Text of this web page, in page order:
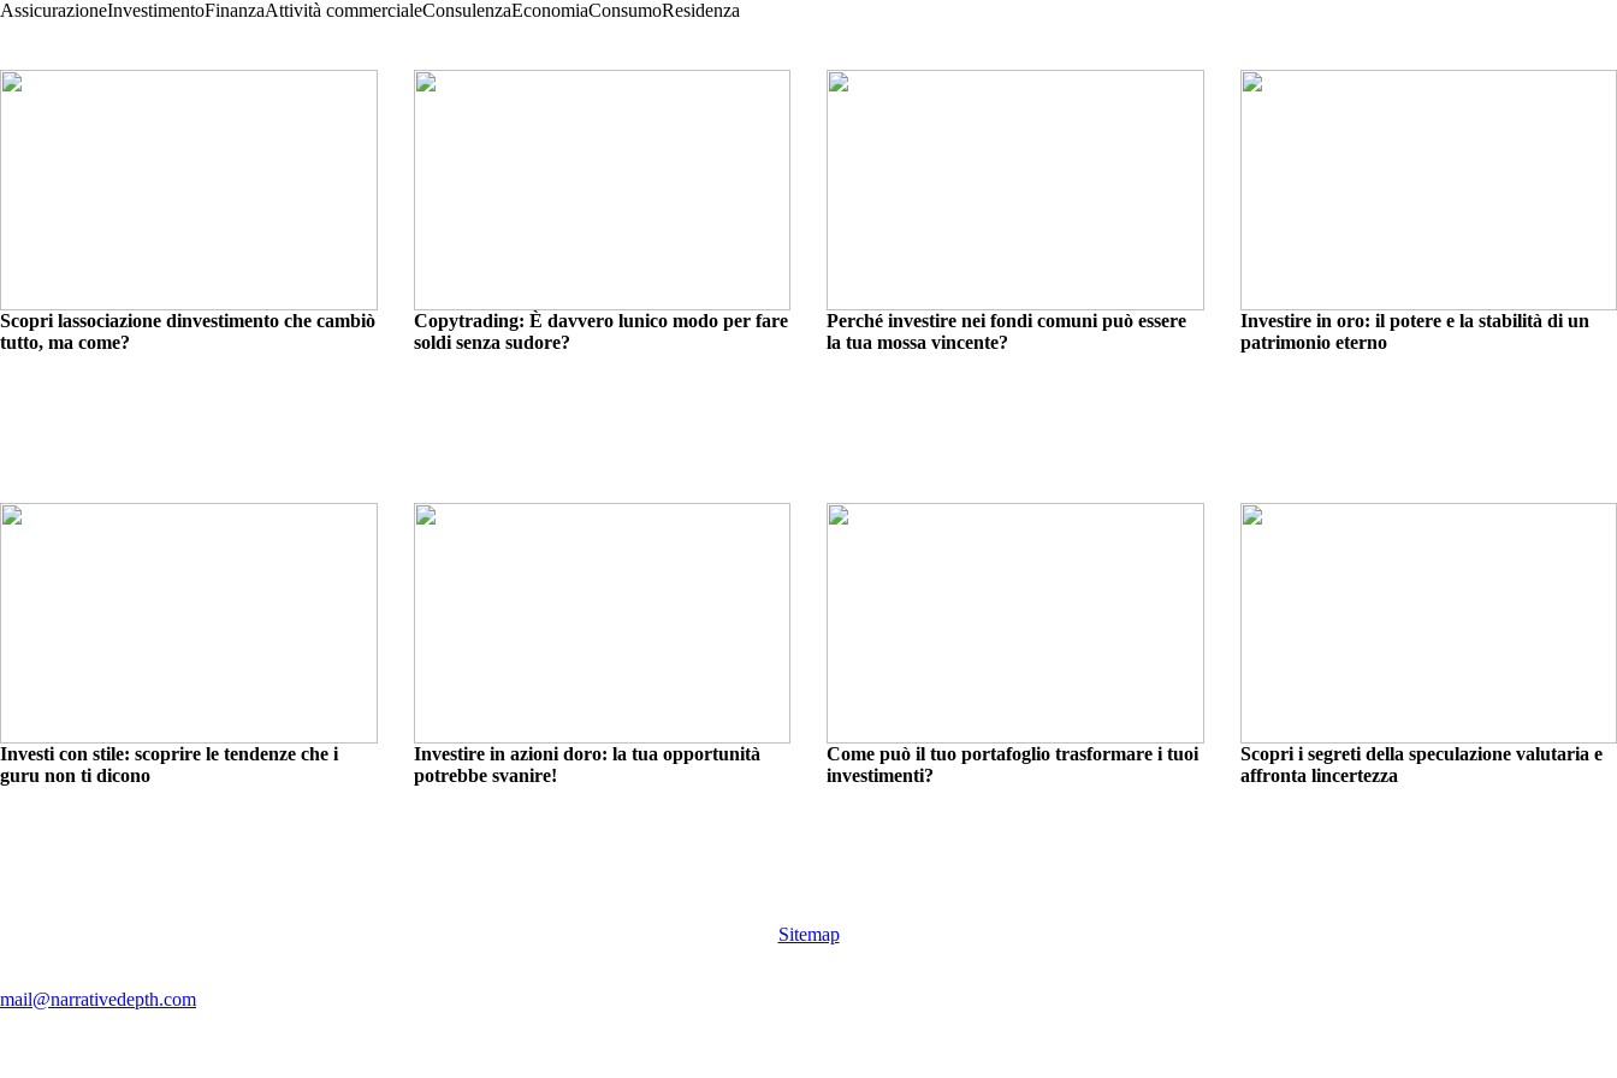
AssicurazioneInvestimentoFinanzaAttività commercialeConsulenzaEconomiaConsumoResidenza
Scopri lassociazione dinvestimento che cambiò
tutto, ma come?
Copytrading: È davvero lunico modo per fare
soldi senza sudore?
Perché investire nei fondi comuni può essere
la tua mossa vincente?
Investire in oro: il potere e la stabilità di un
patrimonio eterno
Investi con stile: scoprire le tendenze che i
guru non ti dicono
Investire in azioni doro: la tua opportunità
potrebbe svanire!
Come può il tuo portafoglio trasformare i tuoi
investimenti?
Scopri i segreti della speculazione valutaria e
affronta lincertezza
Sitemap
mail@narrativedepth.com